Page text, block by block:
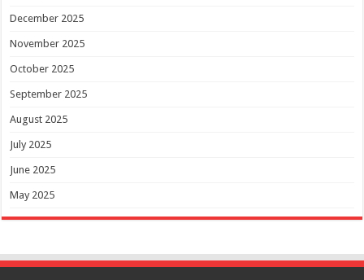
December 2025
November 2025
October 2025
September 2025
August 2025
July 2025
June 2025
May 2025